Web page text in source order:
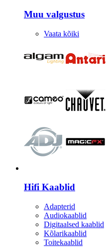
Muu valgustus
Vaata kõiki
Hifi Kaablid
Adapterid
Audiokaablid
Digitaalsed kaablid
Kõlarikaablid
Toitekaablid